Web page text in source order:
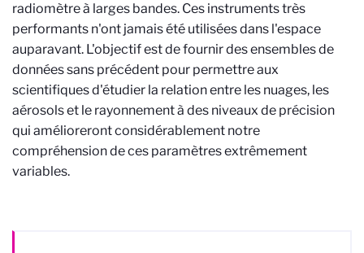
radiomètre à larges bandes. Ces instruments très
performants n'ont jamais été utilisées dans l'espace
auparavant. L'objectif est de fournir des ensembles de
données sans précédent pour permettre aux
scientifiques d'étudier la relation entre les nuages, les
aérosols et le rayonnement à des niveaux de précision
qui amélioreront considérablement notre
compréhension de ces paramètres extrêmement
variables.